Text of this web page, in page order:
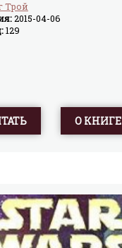
Трой
2015-04-06
129
О КНИГЕ